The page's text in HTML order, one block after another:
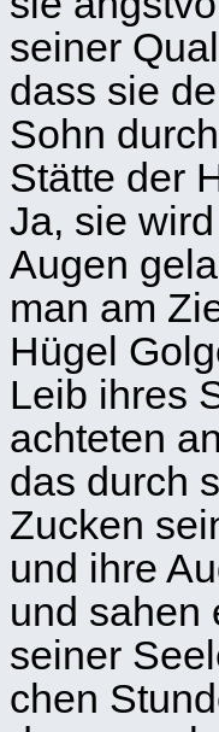
sei­ner
dass sie
Sohn
Stätte der
Ja, sie
Augen
man am
Hügel
Leib ihres
ach­te­ten
das durch
Zucken
und ihre
und sahen
sei­ner
chen